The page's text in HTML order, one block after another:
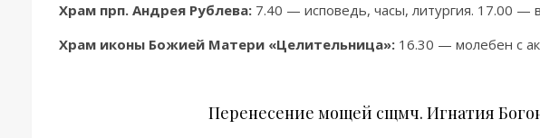
Храм прп. Андрея Рублева: 7.40 — исповедь, часы, литургия. 17.00 —
Храм иконы Божией Матери «Целительница»: 16.30 — молебен с
Перенесение мощей сщмч. Игнатия